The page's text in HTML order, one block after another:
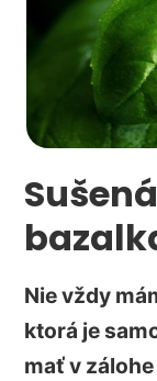
Nie vždy
ktorá je
mať v